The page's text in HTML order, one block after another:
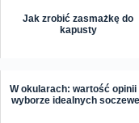
Jak zrobić zasmażkę do
kapusty
W okularach: wartość opinii
wyborze idealnych